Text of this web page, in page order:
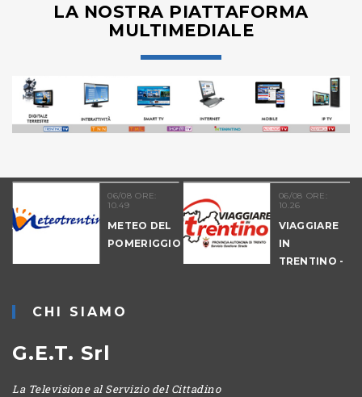
LA NOSTRA PIATTAFORMA
MULTIMEDIALE
06/08 ORE:
10.49
METEO DEL
POMERIGGIO
06/08 ORE:
10.26
VIAGGIARE
IN
TRENTINO -
CHI SIAMO
G.E.T. Srl
La Televisione al Servizio del Cittadino